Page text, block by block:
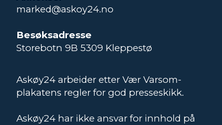
marked@askoy24.no
Besøksadresse
Storebotn 9B 5309 Kleppestø
Askøy24 arbeider etter Vær Varsom-
plakatens regler for god presseskikk.
Askøy24 har ikke ansvar for innhold på